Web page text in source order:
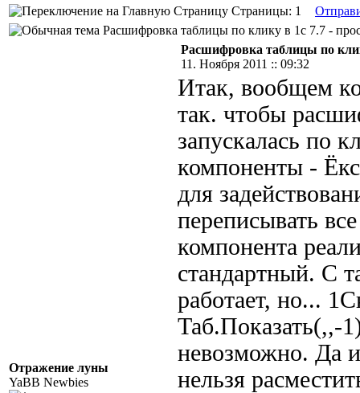
Страницы: 1
Расшифровка таблицы по клику в 1с 7.7 -
Отражение луны
YaBB Newbies
Расшифровка таблицы по
11. Ноября 2011 :: 09:32
Итак, вообщем
так. чтобы
запускалась по
компоненты -
для
переписывать
компонента
стандартный. С
работает, но...
Таб.Показать(,,-
невозможно. Да
нельзя